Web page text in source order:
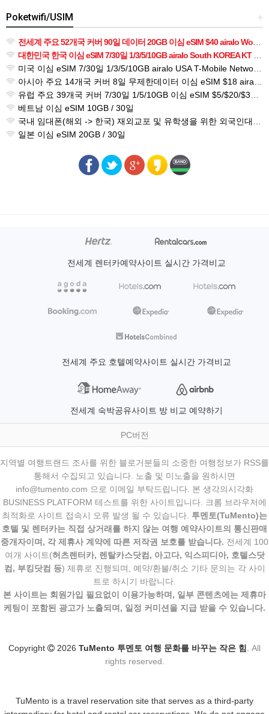
+
Poketwifi/USIM
전세계 주요 52개국 커버 90일 데이터 20GB 이심 eSIM $40 airalo World Travel eSIM for global data
대한민국 한국 이심 eSIM 7/30일 1/3/5/10GB airalo South KOREA KT Network Travel eSIM for 4G data $4~
미국 이심 eSIM 7/30일 1/3/5/10GB airalo USA T-Mobile Network Travel eSIM for 4G data $3~
아시아 주요 14개국 커버 8일 무제한데이터 이심 eSIM $18 airalo Asia Travel eSIM for 3G/4G data
유럽 주요 39개국 커버 7/30일 1/5/10GB 이심 eSIM $5/$20/$37 airalo Europe Travel eSIM for 3G/4G data
베트남 이심 eSIM 10GB / 30일
국내 임대폰(해외 -> 한국) 재외교포 및 유학생을 위한 외국인대상 / 와이파이도시락 국내 한국 할인 대여
일본 이심 eSIM 20GB / 30일
전세계 렌터카예약사이트 실시간 가격비교
전세계 주요 호텔예약사이트 실시간 가격비교
전세계 숙박공유사이트 방 비교 예약하기
PC버전
지역별 여행트랜드 조사를 위한 블로거분들의 소중한 여행정보가 RSS를
통해서 수집되고 있습니다. 노출 및 미노출을 원하시면
info@tumento.com 으로 이메일 부탁드립니다. 본 생각의시각화
BUSINESS PLATFORM 테스트를 위한 사이트입니다. 크롬 브라우저에
최적화로 사이트 접속시 오류 발생 될 수 있습니다. 투멘토(TuMento)는
호텔 및 렌터카는 직접 상거래를 하지 않는 여행 예약사이트의 통신판매
중개자이며, 각 제휴사 계약에 따른 저작권 보호를 받습니다. 전세계 100
여개 사이트(허츠렌터카, 렌탈카스닷컴, 아고다, 익스피디아, 호텔스닷
컴, 부킹닷컴 등) 제휴로 진행되며, 예약/환불/취소 기타 문의는 각 사이
트로 하시기 바랍니다.
본 사이트는 회원가입 필요없이 이용가능하며, 일부 콘텐츠에는 제휴마
케팅이 포함된 광고가 노출되며, 일정 커미션을 지급 받을 수 있습니다.
Copyright 2026 TuMento 투멘토 여행 문화를 바꾸는 작은 힘. All
rights reserved.
TuMento is a travel reservation site that serves as a third-party